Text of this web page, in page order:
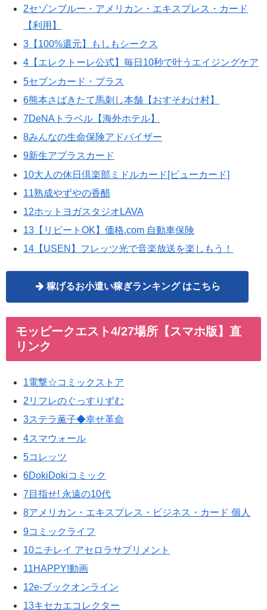
2セゾンブルー・アメリカン・エキスプレス・カード
【利用】
3【100%還元】もしもシークス
4【エレクトーレ公式】毎日10秒で叶うエイジングケア
5セブンカード・プラス
6熊本さばきたて馬刺し本舗【おすそわけ村】
7DeNAトラベル【海外ホテル】
8みんなの生命保険アドバイザー
9新生アプラスカード
10大人の休日倶楽部ミドルカード[ビューカード]
11熟成やずやの香醋
12ホットヨガスタジオLAVA
13【リピートOK】価格.com 自動車保険
14【USEN】フレッツ光で音楽放送を楽しもう！
稼げるお小遣い稼ぎランキング はこちら
モッピークエスト4/27場所【スマホ版】直
リンク
1電撃☆コミックストア
2リフレのぐっすりずむ
3ステラ薫子◆幸せ革命
4スマウォール
5コレッツ
6DokiDokiコミック
7目指せ! 永遠の10代
8アメリカン・エキスプレス・ビジネス・カード 個人
9コミックライフ
10ニチレイ アセロラサプリメント
11HAPPY!動画
12e-ブックオンライン
13キセカエコレクター